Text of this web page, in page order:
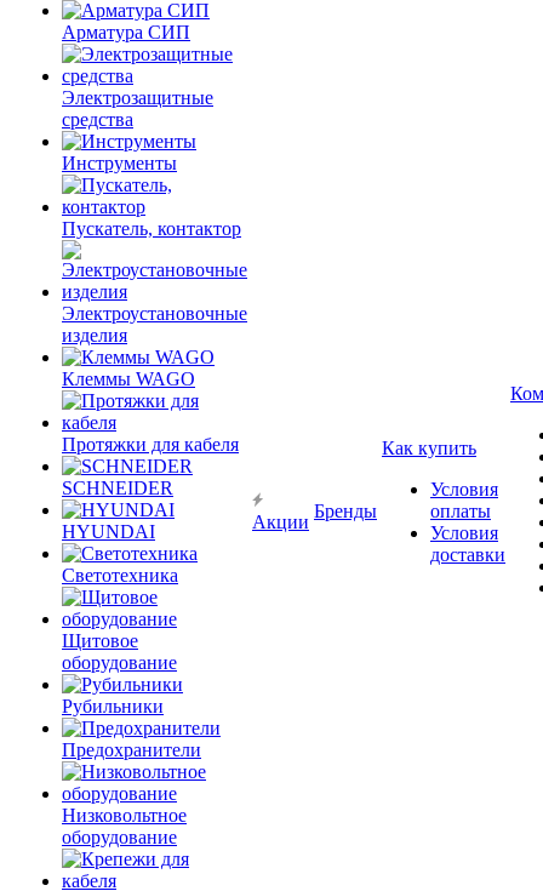
Арматура СИП
Электрозащитные
средства
Инструменты
Пускатель, контактор
Электроустановочные
изделия
Клеммы WAGO
Протяжки для кабеля
SCHNEIDER
HYUNDAI
Светотехника
Щитовое
оборудование
Рубильники
Предохранители
Низковольтное
оборудование
Акции
Бренды
Как купить
Условия
оплаты
Условия
доставки